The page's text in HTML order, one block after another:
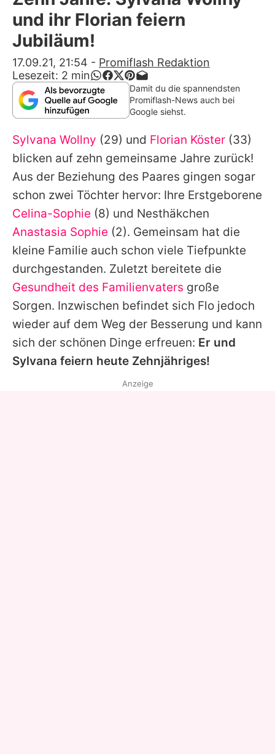
Alle Themen auf Promiflash
App runterladen
Team
Redaktionelle Richtlinien
Impressum
Datenschutzerklärung
Nutzungsbedingungen
Utiq verwalten
und ihr Florian feiern
Jubiläum!
17.09.21, 21:54 - Promiflash Redaktion
Lesezeit: 2 min
Damit du die spannendsten
Promiflash-News auch bei
Google siehst.
Sylvana Wollny (29) und Florian Köster (33)
blicken auf zehn gemeinsame Jahre zurück!
Aus der Beziehung des Paares gingen sogar
schon zwei Töchter hervor: Ihre Erstgeborene
Celina-Sophie (8) und Nesthäkchen
Anastasia Sophie (2). Gemeinsam hat die
kleine Familie auch schon viele Tiefpunkte
durchgestanden. Zuletzt bereitete die
Gesundheit des Familienvaters große
Sorgen. Inzwischen befindet sich Flo jedoch
wieder auf dem Weg der Besserung und kann
sich der schönen Dinge erfreuen: Er und
Sylvana feiern heute Zehnjähriges!
Anzeige